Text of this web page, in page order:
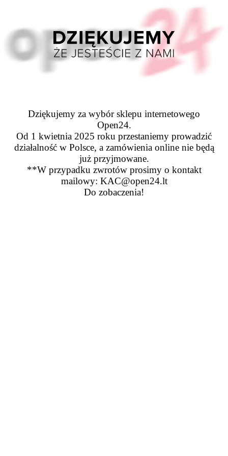
Dziękujemy za wybór sklepu internetowego
Open24.
Od 1 kwietnia 2025 roku przestaniemy prowadzić
działalność w Polsce, a zamówienia online nie będą
już przyjmowane.
**W przypadku zwrotów prosimy o kontakt
mailowy: KAC@open24.lt
Do zobaczenia!